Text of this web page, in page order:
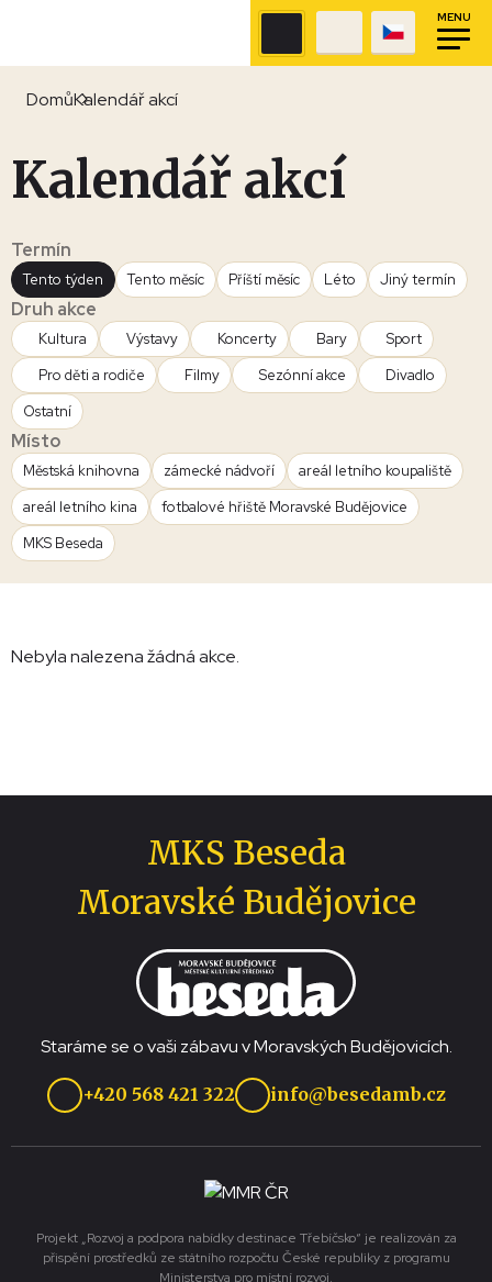
MENU
DomůKalendář akcí
Kalendář akcí
Termín
Tento týden Tento měsíc Příští měsíc Léto Jiný termín
Druh akce
Kultura Výstavy Koncerty Bary
Sport
Pro děti a rodiče
Filmy Sezónní akce
Divadlo
Ostatní
Místo
Městská knihovna zámecké nádvoří
areál letního koupaliště
areál letního kina
fotbalové hřiště Moravské Budějovice
MKS Beseda
Nebyla nalezena žádná akce.
MKS Beseda
Moravské Budějovice
Staráme se o vaši zábavu v Moravských Budějovicích.
+420 568 421 322 info@besedamb.cz
Projekt „Rozvoj a podpora nabídky destinace Třebíčsko“ je realizován za
přispění prostředků ze státního rozpočtu České republiky z programu
Ministerstva pro místní rozvoj.